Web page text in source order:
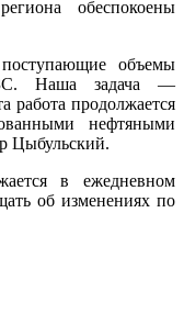
обеспокоены
объемы
Наша задача —
работа продолжается
нефтяными
Цыбульский.
в ежедневном
об изменениях по